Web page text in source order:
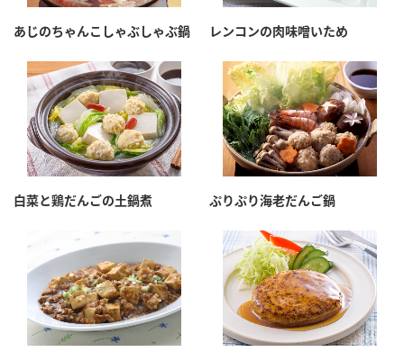
あじのちゃんこしゃぶしゃぶ鍋 レンコンの肉味噌いため
白菜と鶏だんごの土鍋煮 ぷりぷり海老だんご鍋